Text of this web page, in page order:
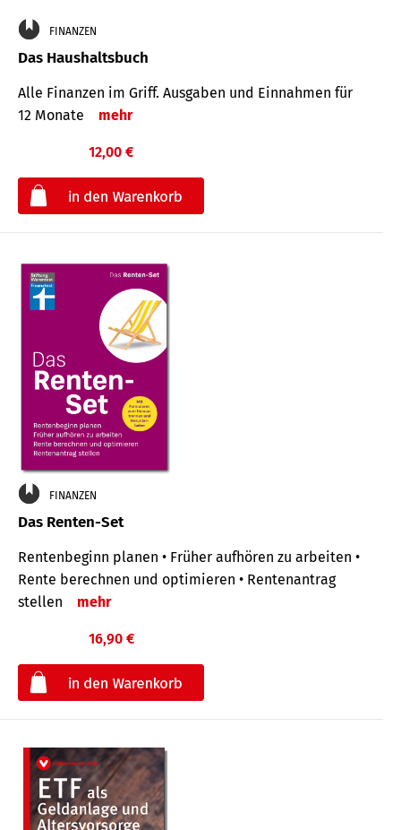
FINANZEN
Das Haushaltsbuch
Alle Finanzen im Griff. Aus­gaben und Ein­nahmen für
12 Monate
mehr
12,00 €
FINANZEN
Das Renten-Set
Rentenbeginn planen • Früher aufhören zu arbeiten •
Rente berechnen und optimieren • Rentenantrag
stellen
mehr
16,90 €